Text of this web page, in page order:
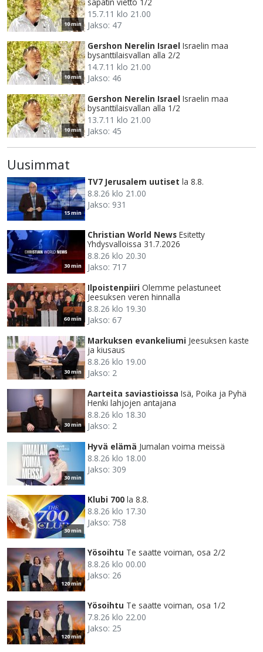
10 min
15.7.11 klo 21.00
Jakso: 47
10 min
Gershon Nerelin Israel Israelin maa
bysanttilaisvallan alla 2/2
14.7.11 klo 21.00
Jakso: 46
10 min
Gershon Nerelin Israel Israelin maa
bysanttilaisvallan alla 1/2
13.7.11 klo 21.00
Jakso: 45
Uusimmat
15 min
TV7 Jerusalem uutiset la 8.8.
8.8.26 klo 21.00
Jakso: 931
30 min
Christian World News Esitetty
Yhdysvalloissa 31.7.2026
8.8.26 klo 20.30
Jakso: 717
60 min
Ilpoistenpiiri Olemme pelastuneet
Jeesuksen veren hinnalla
8.8.26 klo 19.30
Jakso: 67
30 min
Markuksen evankeliumi Jeesuksen kaste
ja kiusaus
8.8.26 klo 19.00
Jakso: 2
30 min
Aarteita saviastioissa Isä, Poika ja Pyhä
Henki lahjojen antajana
8.8.26 klo 18.30
Jakso: 2
30 min
Hyvä elämä Jumalan voima meissä
8.8.26 klo 18.00
Jakso: 309
30 min
Klubi 700 la 8.8.
8.8.26 klo 17.30
Jakso: 758
120 min
Yösoihtu Te saatte voiman, osa 2/2
8.8.26 klo 00.00
Jakso: 26
120 min
Yösoihtu Te saatte voiman, osa 1/2
7.8.26 klo 22.00
Jakso: 25